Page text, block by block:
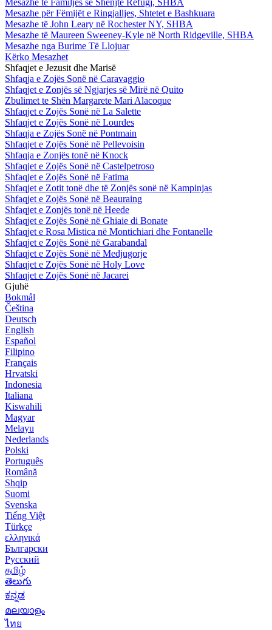
Mesazhe për Fëmijët e Ringjalljes, Shtetet e Bashkuara
Mesazhe të John Leary në Rochester NY, SHBA
Mesazhe të Maureen Sweeney-Kyle në North Ridgeville, SHBA
Mesazhe nga Burime Të Llojuar
Kërko Mesazhet
Shfaqjet e Jezusit dhe Marisë
Shfaqja e Zojës Sonë në Caravaggio
Shfaqjet e Zonjës së Ngjarjes së Mirë në Quito
Zbulimet te Shën Margarete Mari Alacoque
Shfaqjet e Zojës Sonë në La Salette
Shfaqjet e Zojës Sonë në Lourdes
Shfaqja e Zojës Sonë në Pontmain
Shfaqjet e Zojës Sonë në Pellevoisin
Shfaqja e Zonjës tonë në Knock
Shfaqjet e Zojës Sonë në Castelpetroso
Shfaqjet e Zojës Sonë në Fatima
Shfaqjet e Zotit tonë dhe të Zonjës sonë në Kampinjas
Shfaqjet e Zojës Sonë në Beauraing
Shfaqjet e Zonjës tonë në Heede
Shfaqjet e Zojës Sonë në Ghiaie di Bonate
Shfaqjet e Rosa Mistica në Montichiari dhe Fontanelle
Shfaqjet e Zojës Sonë në Garabandal
Shfaqjet e Zojës Sonë në Medjugorje
Shfaqjet e Zojës Sonë në Holy Love
Shfaqjet e Zojës Sonë në Jacarei
Gjuhë
Bokmål
Čeština
Deutsch
English
Español
Filipino
Français
Hrvatski
Indonesia
Italiana
Kiswahili
Magyar
Melayu
Nederlands
Polski
Português
Română
Shqip
Suomi
Svenska
Tiếng Việt
Türkçe
ελληνικά
Български
Русский
தமிழ்
తెలుగు
ಕನ್ನಡ
മലയാളം
ไทย